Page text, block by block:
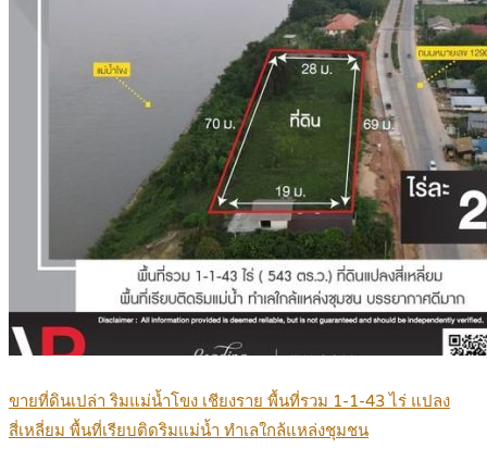
ขายที่ดินเปล่า ริมแม่น้ำโขง เชียงราย พื้นที่รวม 1-1-43 ไร่ แปลง
สี่เหลี่ยม พื้นที่เรียบติดริมแม่น้ำ ทำเลใกล้แหล่งชุมชน